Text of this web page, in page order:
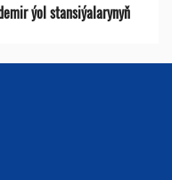
ýol stansiýalarynyň